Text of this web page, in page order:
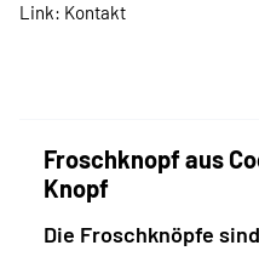
Link: Kontakt
Froschknopf aus
Knopf
Die Froschknöpfe